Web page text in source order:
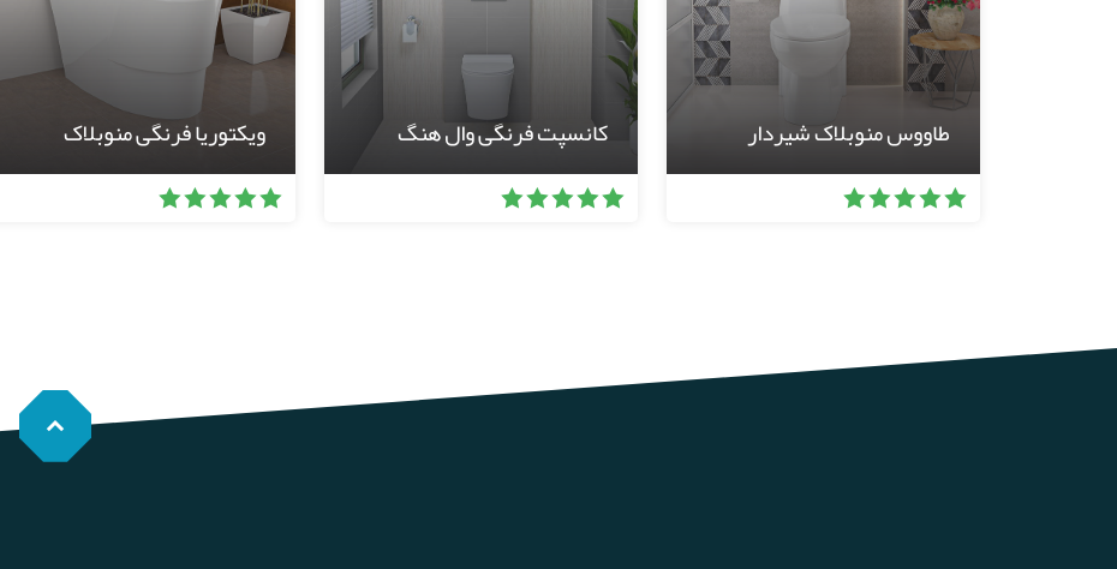
طاووس منوبلاک شیردار کانسپت فرنگی وال هنگ ویکتوریا فرنگی منوبلاک